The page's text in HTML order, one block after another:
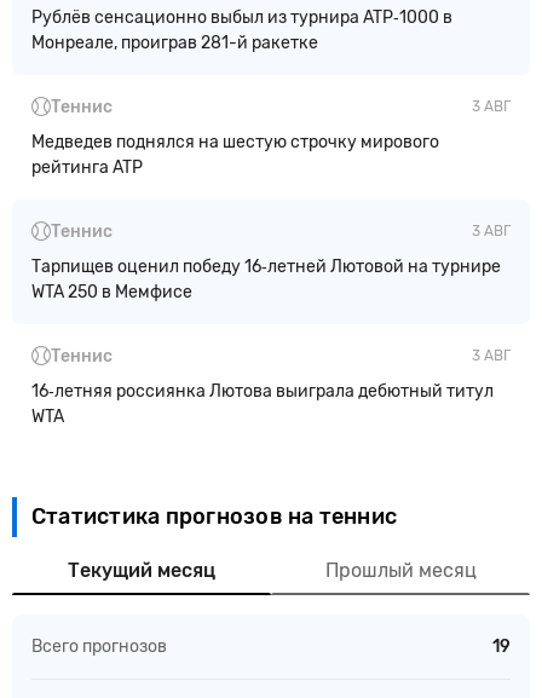
Рублёв сенсационно выбыл из турнира ATP‑1000 в
Монреале, проиграв 281-й ракетке
3 АВГ
Теннис
Медведев поднялся на шестую строчку мирового
рейтинга ATP
3 АВГ
Теннис
Тарпищев оценил победу 16‑летней Лютовой на турнире
WTA 250 в Мемфисе
3 АВГ
Теннис
16‑летняя россиянка Лютова выиграла дебютный титул
WTA
Статистика прогнозов на теннис
Текущий месяц Прошлый месяц
Всего прогнозов 19